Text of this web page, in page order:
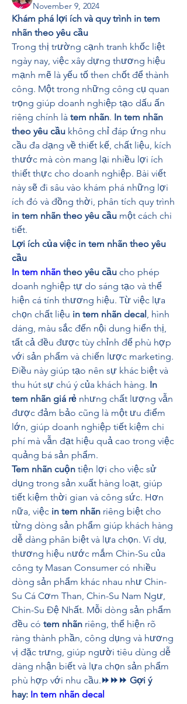
November 9, 2024
Khám phá lợi ích và quy trình in tem
nhãn theo yêu cầu
Trong thị trường cạnh tranh khốc liệt
ngày nay, việc xây dựng thương hiệu
mạnh mẽ là yếu tố then chốt để thành
công. Một trong những công cụ quan
trọng giúp doanh nghiệp tạo dấu ấn
riêng chính là tem nhãn. In tem nhãn
theo yêu cầu không chỉ đáp ứng nhu
cầu đa dạng về thiết kế, chất liệu, kích
thước mà còn mang lại nhiều lợi ích
thiết thực cho doanh nghiệp. Bài viết
này sẽ đi sâu vào khám phá những lợi
in tem nhãn theo yêu cầu một cách chi
tiết.
Lợi ích của việc in tem nhãn theo yêu
cầu
In tem nhãn theo yêu cầu cho phép
doanh nghiệp tự do sáng tạo và thể
hiện cá tính thương hiệu. Từ việc lựa
chọn chất liệu in tem nhãn decal, hình
dáng, màu sắc đến nội dung hiển thị,
tất cả đều được tùy chỉnh để phù hợp
với sản phẩm và chiến lược marketing.
Điều này giúp tạo nên sự khác biệt và
thu hút sự chú ý của khách hàng. In
tem nhãn giá rẻ nhưng chất lượng vẫn
được đảm bảo cũng là một ưu điểm
lớn, giúp doanh nghiệp tiết kiệm chi
phí mà vẫn đạt hiệu quả cao trong việc
quảng bá sản phẩm.
Tem nhãn cuộn tiện lợi cho việc sử
dụng trong sản xuất hàng loạt, giúp
tiết kiệm thời gian và công sức. Hơn
nữa, việc in tem nhãn riêng biệt cho
từng dòng sản phẩm giúp khách hàng
dễ dàng phân biệt và lựa chọn. Ví dụ,
thương hiệu nước mắm Chin-Su của
công ty Masan Consumer có nhiều
dòng sản phẩm khác nhau như Chin-
Su Cá Cơm Than, Chin-Su Nam Ngư,
Chin-Su Đệ Nhất. Mỗi dòng sản phẩm
đều có tem nhãn riêng, thể hiện rõ
ràng thành phần, công dụng và hương
vị đặc trưng, giúp người tiêu dùng dễ
dàng nhận biết và lựa chọn sản phẩm
phù hợp với nhu cầu.⏩⏩⏩ Gợi ý
hay: In tem nhãn decal